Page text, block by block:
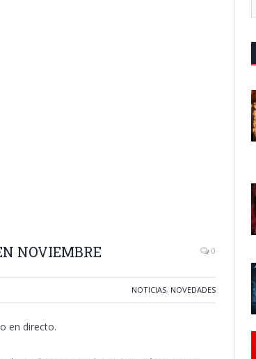
NOVIEMBRE 0
NOTICIAS, NOVEDADES
en directo.